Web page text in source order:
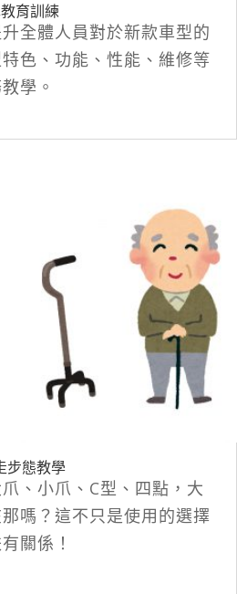
育訓練
全體人員對於新款車型的
色、功能、性能、維修等
學。
步態教學
、小爪、C型、四點，大
嗎？這不只是使用的選擇
關係！